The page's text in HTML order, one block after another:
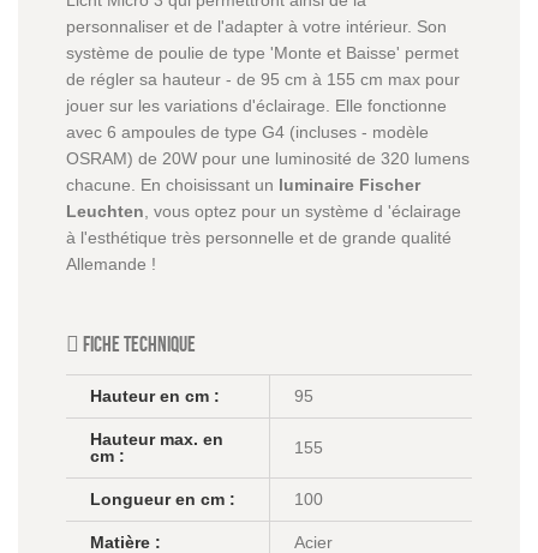
personnaliser et de l'adapter à votre intérieur. Son
système de poulie de type 'Monte et Baisse' permet
de régler sa hauteur - de 95 cm à 155 cm max pour
jouer sur les variations d'éclairage. Elle fonctionne
avec 6 ampoules de type G4 (incluses - modèle
OSRAM) de 20W pour une luminosité de 320 lumens
chacune. En choisissant un luminaire Fischer
Leuchten , vous optez pour un système d 'éclairage
à l'esthétique très personnelle et de grande qualité
Allemande !
Fiche technique
Hauteur en cm : 95
Hauteur max. en
cm :
155
Longueur en cm : 100
Matière : Acier